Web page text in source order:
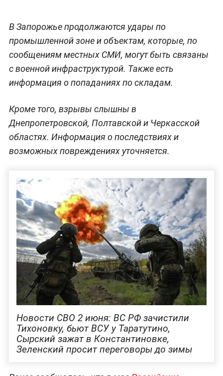
В Запорожье продолжаются удары по
промышленной зоне и объектам, которые, по
сообщениям местных СМИ, могут быть связаны
с военной инфраструктурой. Также есть
информация о попаданиях по складам.
Кроме того, взрывы слышны в
Днепропетровской, Полтавской и Черкасской
областях. Информация о последствиях и
возможных повреждениях уточняется.
Новости СВО 2 июня: ВС РФ зачистили
Тихоновку, бьют ВСУ у Таратутино,
Сырский зажат в Константиновке,
Зеленский просит переговоры до зимы